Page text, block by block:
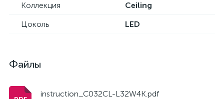
Коллекция
Ceiling
Цоколь
LED
Файлы
instruction_C032CL-L32W4K.pdf